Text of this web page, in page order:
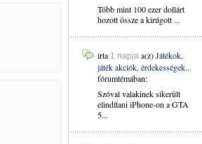
Több mint 100 ezer dollárt
hozott össze a kirúgott ...
írta 1 napja a(z)Játékok,
játék akciók, érdekességek...
fórumtémában:
Szóval valakinek sikerült
elindítani iPhone-on a GTA
5...